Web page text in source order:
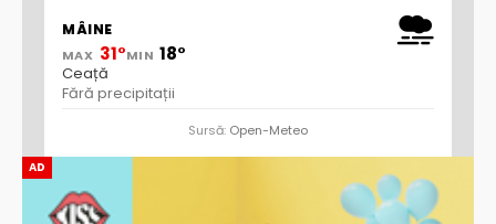
AD
MÂINE
MAX 31°MIN 18°
Ceață
Fără precipitații
Sursă: Open-Meteo